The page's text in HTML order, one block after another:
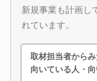
新規事業も計画し
れています。
取材担当者から
向いている人・